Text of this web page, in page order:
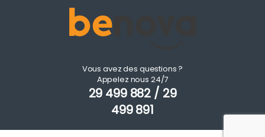
Vous avez des questions ?
Appelez nous 24/7
29 499 882 / 29
499 891